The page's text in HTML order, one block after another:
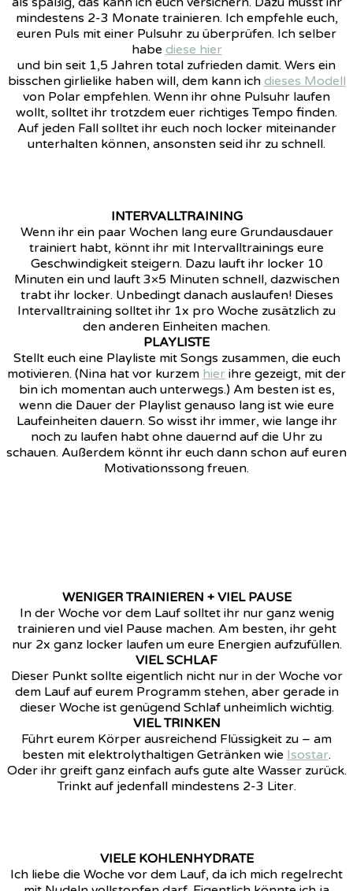
mindestens 2-3 Monate trainieren. Ich empfehle euch,
euren Puls mit einer Pulsuhr zu überprüfen. Ich selber
habe diese hier
und bin seit 1,5 Jahren total zufrieden damit. Wers ein
bisschen girlielike haben will, dem kann ich dieses Modell
von Polar empfehlen. Wenn ihr ohne Pulsuhr laufen
wollt, solltet ihr trotzdem euer richtiges Tempo finden.
Auf jeden Fall solltet ihr euch noch locker miteinander
unterhalten können, ansonsten seid ihr zu schnell.
INTERVALLTRAINING
Wenn ihr ein paar Wochen lang eure Grundausdauer
trainiert habt, könnt ihr mit Intervalltrainings eure
Geschwindigkeit steigern. Dazu lauft ihr locker 10
Minuten ein und lauft 3×5 Minuten schnell, dazwischen
trabt ihr locker. Unbedingt danach auslaufen! Dieses
Intervalltraining solltet ihr 1x pro Woche zusätzlich zu
den anderen Einheiten machen.
PLAYLISTE
Stellt euch eine Playliste mit Songs zusammen, die euch
motivieren. (Nina hat vor kurzem hier ihre gezeigt, mit der
bin ich momentan auch unterwegs.) Am besten ist es,
wenn die Dauer der Playlist genauso lang ist wie eure
Laufeinheiten dauern. So wisst ihr immer, wie lange ihr
noch zu laufen habt ohne dauernd auf die Uhr zu
schauen. Außerdem könnt ihr euch dann schon auf euren
Motivationssong freuen.
WENIGER TRAINIEREN + VIEL PAUSE
In der Woche vor dem Lauf solltet ihr nur ganz wenig
trainieren und viel Pause machen. Am besten, ihr geht
nur 2x ganz locker laufen um eure Energien aufzufüllen.
VIEL SCHLAF
Dieser Punkt sollte eigentlich nicht nur in der Woche vor
dem Lauf auf eurem Programm stehen, aber gerade in
dieser Woche ist genügend Schlaf unheimlich wichtig.
VIEL TRINKEN
Führt eurem Körper ausreichend Flüssigkeit zu – am
besten mit elektrolythaltigen Getränken wie Isostar.
Oder ihr greift ganz einfach aufs gute alte Wasser zurück.
Trinkt auf jedenfall mindestens 2-3 Liter.
VIELE KOHLENHYDRATE
Ich liebe die Woche vor dem Lauf, da ich mich regelrecht